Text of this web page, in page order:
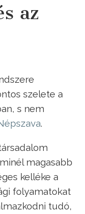
az
szelete a
s nem
.
magasabb
kelléke a
folyamatokat
tudó,